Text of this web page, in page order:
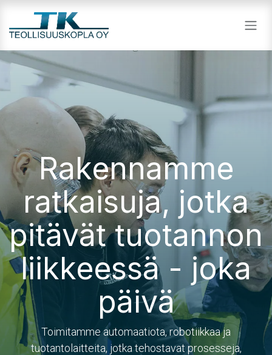
Rakennamme
ratkaisuja, jotka
pitävät tuotannon
liikkeessä - joka
päivä
Toimitamme automaatiota, robotiikkaa ja
tuotantolaitteita, jotka tehostavat prosesseja,